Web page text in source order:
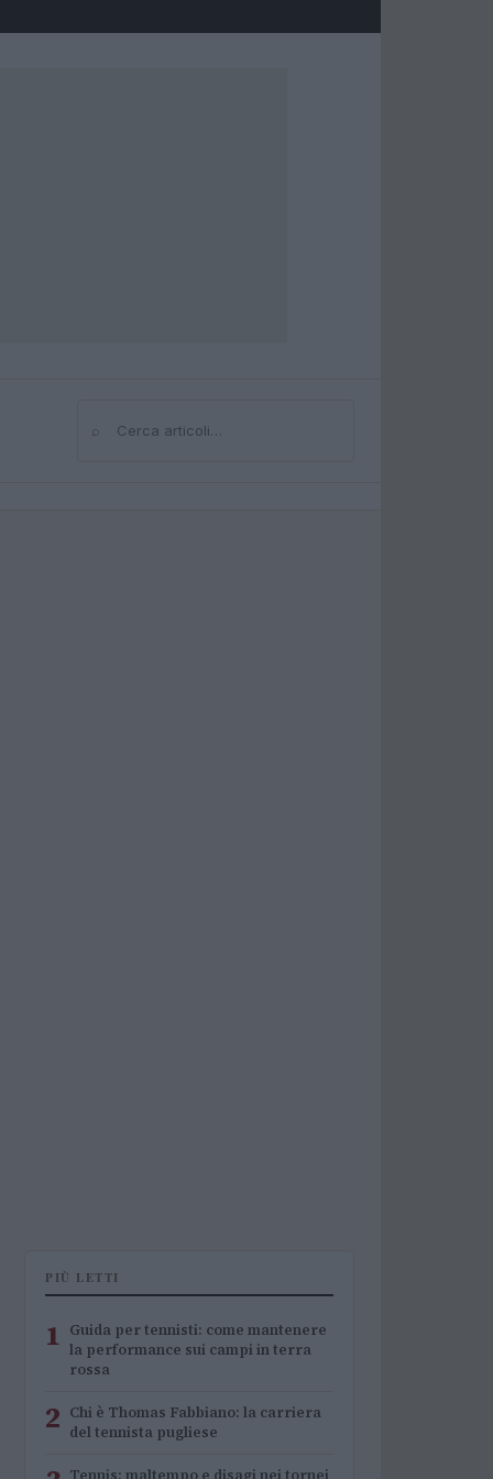
⌕Cerca
PIÙ LETTI
1 Guida per tennisti: come mantenere
la performance sui campi in terra
rossa
2 Chi è Thomas Fabbiano: la carriera
del tennista pugliese
Tennis: maltempo e disagi nei tornei